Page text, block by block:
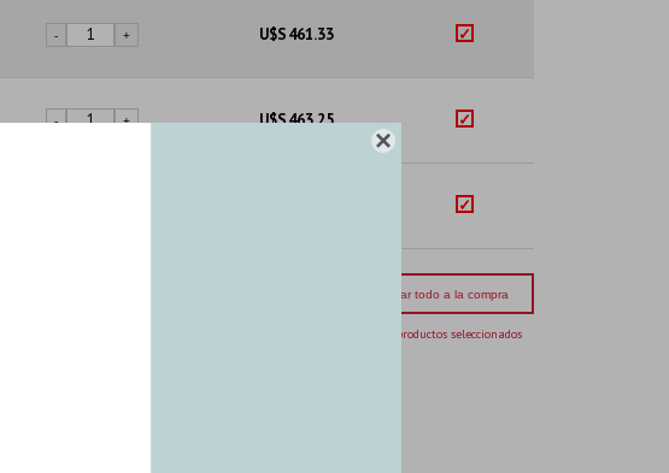

- + U$S461.33
- + U$S463.25
Agregar todo a la compra
3 productos seleccionados